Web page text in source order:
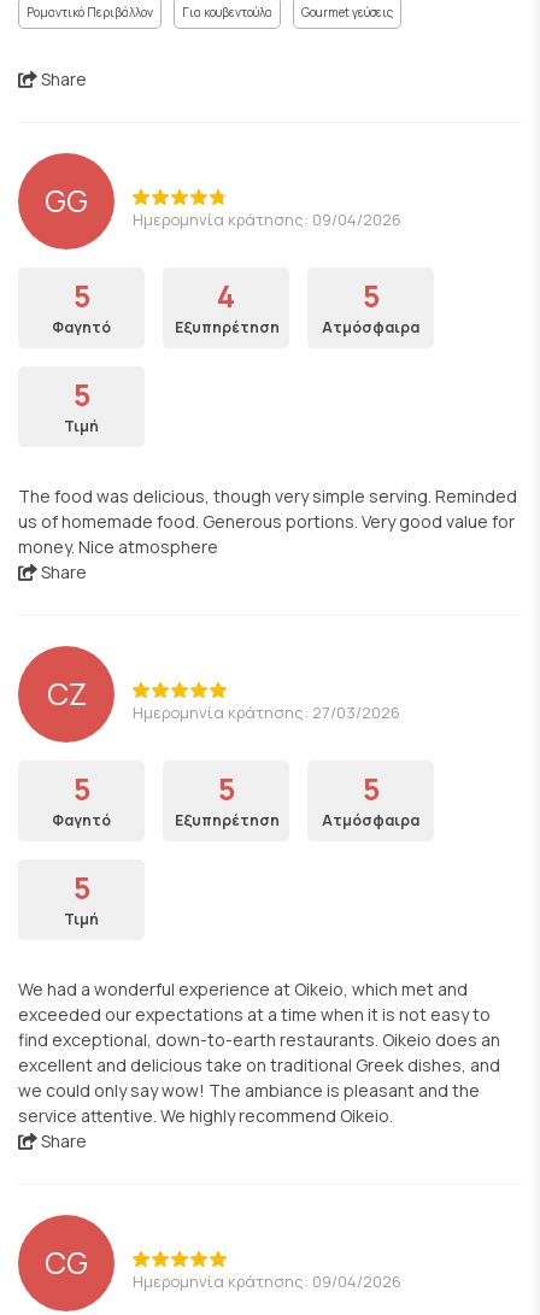
Ρομαντικό Περιβάλλον Για κουβεντούλα Gourmet γεύσεις
Share
GG Ημερομηνία κράτησης: 09/04/2026
5
Φαγητό
4
Εξυπηρέτηση
5
Ατμόσφαιρα
5
Τιμή
The food was delicious, though very simple serving. Reminded
us of homemade food. Generous portions. Very good value for
money. Nice atmosphere
Share
CZ Ημερομηνία κράτησης: 27/03/2026
5
Φαγητό
5
Εξυπηρέτηση
5
Ατμόσφαιρα
5
Τιμή
We had a wonderful experience at Oikeio, which met and
exceeded our expectations at a time when it is not easy to
find exceptional, down-to-earth restaurants. Oikeio does an
excellent and delicious take on traditional Greek dishes, and
we could only say wow! The ambiance is pleasant and the
service attentive. We highly recommend Oikeio.
Share
CG Ημερομηνία κράτησης: 09/04/2026